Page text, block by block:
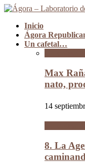
Inicio
Ágora
Un cafetal…
Max
nato,
14
8. La